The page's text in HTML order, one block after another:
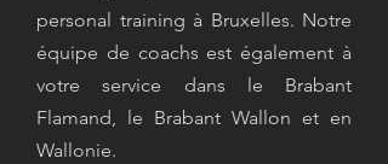
personal training à Bruxelles. Notre
équipe de coachs est également à
votre service dans le Brabant
Flamand, le Brabant Wallon et en
Wallonie.